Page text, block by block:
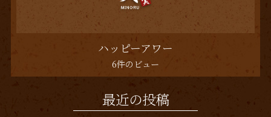
ハッピーアワー
6件のビュー
最近の投稿